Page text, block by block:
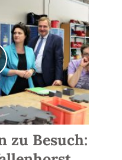
zu Besuch: